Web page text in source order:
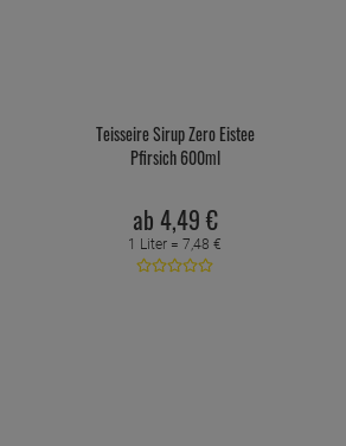
Teisseire Sirup Zero Eistee
Pfirsich 600ml
ab 4,49 €
1 Liter =7,48 €